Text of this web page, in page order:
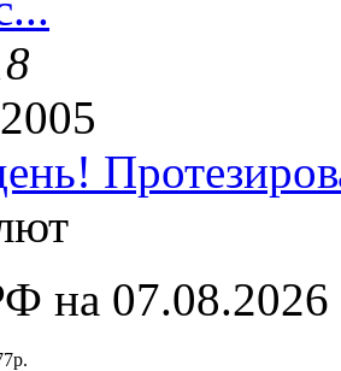
на 07.08.2026